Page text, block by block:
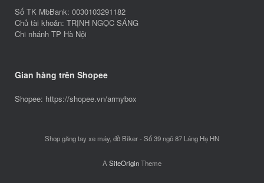
Số TK MbBank: 0030103291182
Chủ tài khoản: TRỊNH NGỌC SÁNG
Chi nhánh TP Hà Nội
Gian hàng trên Shopee
Shopee: https://shopee.vn/armybox
Shop găng tay xe máy, đồ Biker - Số 39 ngõ 87 Láng Hạ HN
ASiteOriginTheme